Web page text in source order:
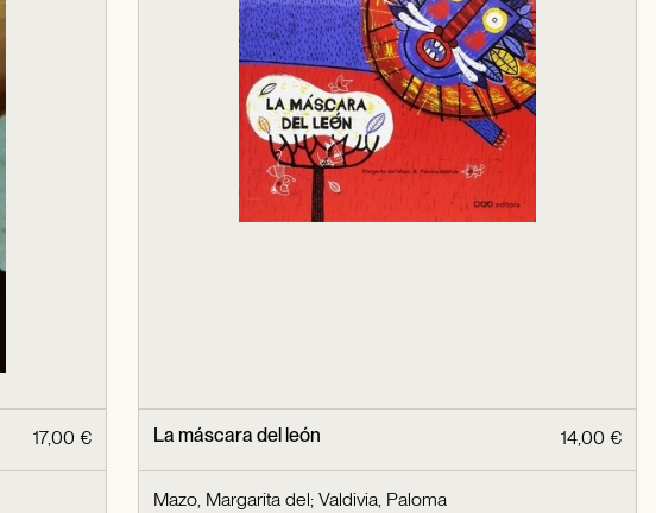
17,00 € La máscara del león 14,00 €
Mazo, Margarita del;Valdivia, Paloma